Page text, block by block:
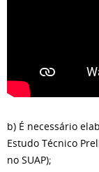
b) É necessário
Estudo Técnico
no SUAP);